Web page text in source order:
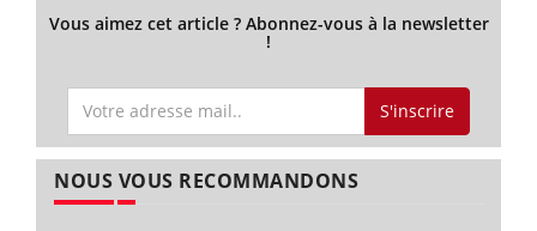
Vous aimez cet article ? Abonnez-vous à la newsletter
!
S'inscrire
NOUS VOUS RECOMMANDONS